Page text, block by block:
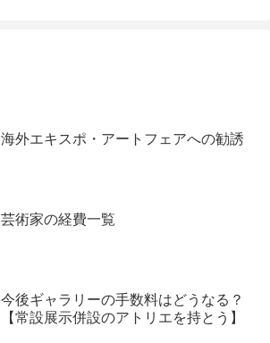
海外エキスポ・アートフェアへの勧誘
芸術家の経費一覧
今後ギャラリーの手数料はどうなる？
【常設展示併設のアトリエを持とう】